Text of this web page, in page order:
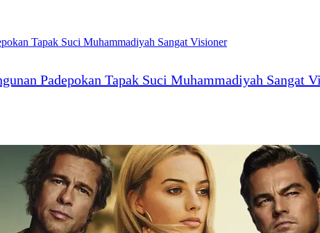
Padepokan Tapak Suci Muhammadiyah Sangat